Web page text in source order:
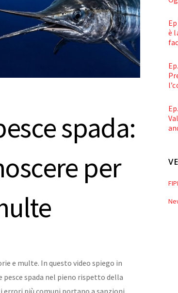
spada:
per
e multe. In questo video spiego in
pesce spada nel pieno rispetto della
è